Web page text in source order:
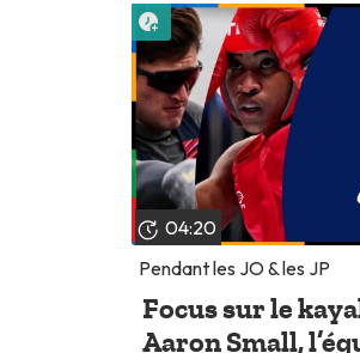
04:20
Pendant les JO & les JP
Focus sur le
Aaron Small,
Lire plus tard